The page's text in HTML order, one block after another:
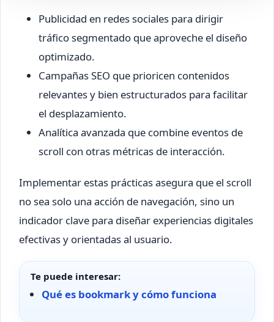
Publicidad en redes sociales para dirigir
tráfico segmentado que aproveche el diseño
optimizado.
Campañas SEO que prioricen contenidos
relevantes y bien estructurados para facilitar
el desplazamiento.
Analítica avanzada que combine eventos de
scroll con otras métricas de interacción.
Implementar estas prácticas asegura que el scroll
no sea solo una acción de navegación, sino un
indicador clave para diseñar experiencias digitales
efectivas y orientadas al usuario.
Te puede interesar:
Qué es bookmark y cómo funciona